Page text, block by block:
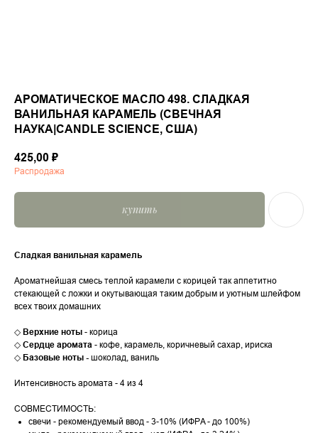
АРОМАТИЧЕСКОЕ МАСЛО 498. СЛАДКАЯ
ВАНИЛЬНАЯ КАРАМЕЛЬ (СВЕЧНАЯ
НАУКА|CANDLE SCIENCE, США)
425,00 ₽
Распродажа
купить
Сладкая ванильная карамель
Ароматнейшая смесь теплой карамели с корицей так аппетитно
стекающей с ложки и окутывающая таким добрым и уютным шлейфом
всех твоих домашних
◇ Верхние ноты - корица
◇ Сердце аромата - кофе, карамель, коричневый сахар, ириска
◇ Базовые ноты - шоколад, ваниль
Интенсивность аромата - 4 из 4
СОВМЕСТИМОСТЬ:
свечи - рекомендуемый ввод - 3-10% (ИФРA - до 100%)